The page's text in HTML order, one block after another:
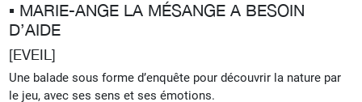
▪︎ MARIE-ANGE LA MÉSANGE A BESOIN
D’AIDE
[EVEIL]
Une balade sous forme d’enquête pour découvrir la nature par
le jeu, avec ses sens et ses émotions.